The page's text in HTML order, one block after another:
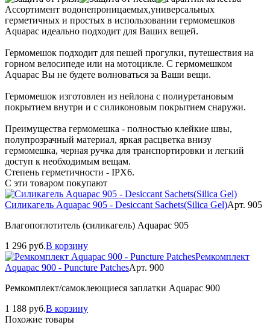
Ассортимент водонепроницаемых,универсальных
герметичных и простых в использовании гермомешков
Aquapac идеально подходит для Ваших вещей.
Гермомешок подходит для пешей прогулки, путешествия на
горном велосипеде или на мотоцикле. С гермомешком
Aquapac Вы не будете волноваться за Ваши вещи.
Гермомешок изготовлен из нейлона с полиуретановым
покрытием внутри и с силиконовым покрытием снаружи.
Преимущества гермомешка - полностью клейкие швы,
полупрозрачный материал, яркая расцветка внизу
гермомешка, черная ручка для транспортировки и легкий
доступ к необходимым вещам.
Степень герметичности - IPX6.
С эти товаром покупают
Силикагель Aquapac 905 - Desiccant Sachets(Silica Gel)Арт. 905
Влагопоглотитель (силикагель) Aquapac 905
1 296 руб.В корзину
Ремкомплект
Aquapac 900 - Puncture PatchesАрт. 900
Ремкомплект/самоклеющиеся заплатки Aquapac 900
1 188 руб.В корзину
Похожие товары